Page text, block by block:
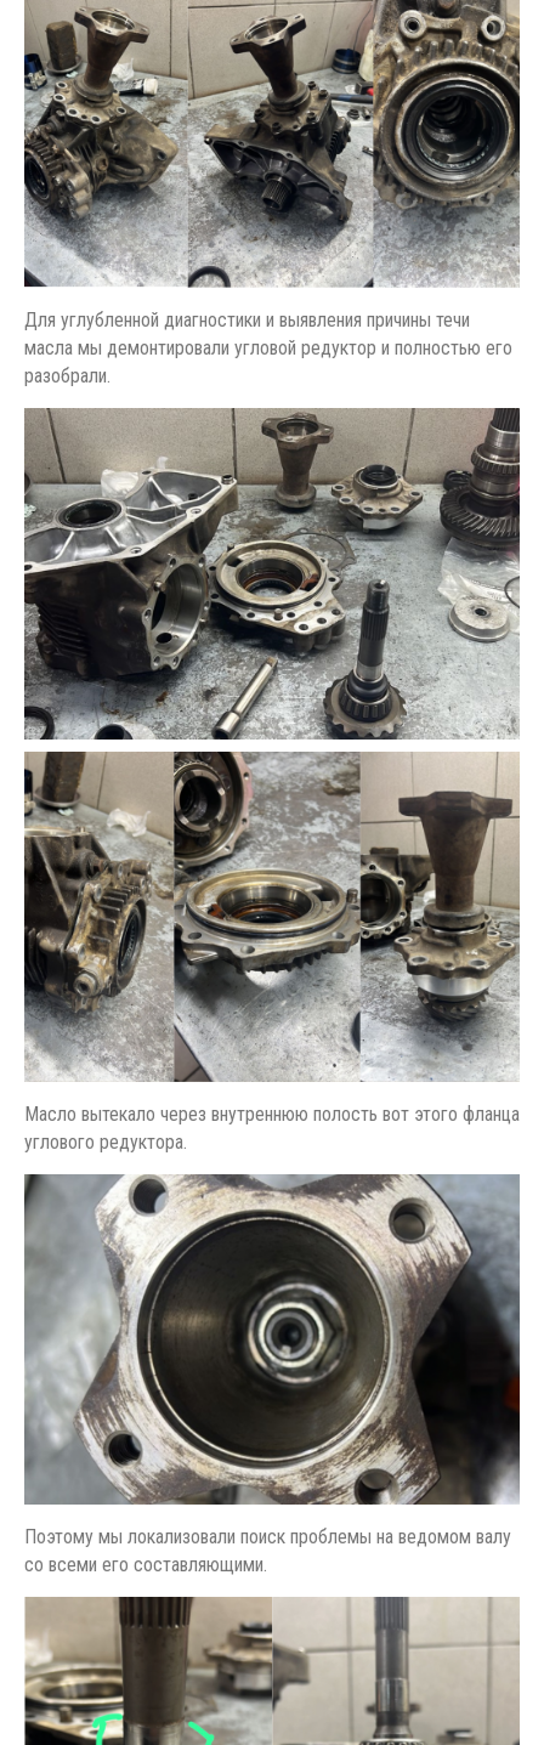
Для углубленной диагностики и выявления причины течи
масла мы демонтировали угловой редуктор и полностью его
разобрали.
Масло вытекало через внутреннюю полость вот этого фланца
углового редуктора.
Поэтому мы локализовали поиск проблемы на ведомом валу
со всеми его составляющими.